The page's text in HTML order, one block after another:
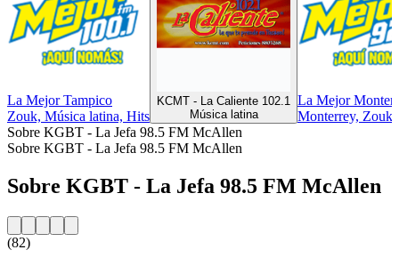
La Mejor Tampico
Zouk, Música latina, Hits
KCMT - La Caliente 102.1
Música latina
La Mejor
Monterrey,
Sobre KGBT - La Jefa 98.5 FM McAllen
Sobre KGBT - La Jefa 98.5 FM McAllen
Sobre KGBT - La Jefa 98.5 FM McAllen
(82)